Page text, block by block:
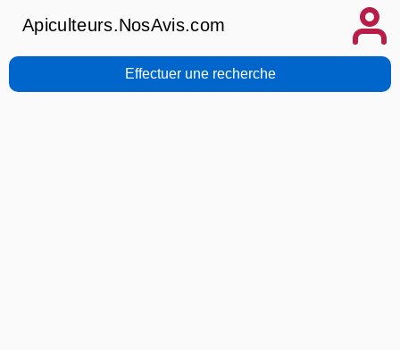
Apiculteurs.NosAvis.com
Effectuer une recherche